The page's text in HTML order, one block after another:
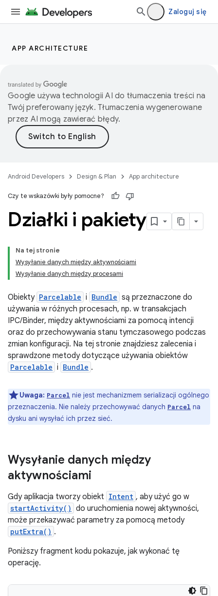
Zaloguj się
APP ARCHITECTURE
Google używa technologii AI do tłumaczenia treści na
Twój preferowany język. Tłumaczenia wygenerowane
przez AI mogą zawierać błędy.
Android Developers Design & Plan App architecture
Czy te wskazówki były pomocne?
Działki i pakiety
Na tej stronie
Wysyłanie danych między aktywnościami
Wysyłanie danych między procesami
Obiekty Parcelable i Bundle są przeznaczone do
używania w różnych procesach, np. w transakcjach
IPC/Binder, między aktywnościami za pomocą intencji
oraz do przechowywania stanu tymczasowego podczas
zmian konfiguracji. Na tej stronie znajdziesz zalecenia i
sprawdzone metody dotyczące używania obiektów
Parcelable i Bundle .
Uwaga: Parcel nie jest mechanizmem serializacji ogólnego
przeznaczenia. Nie należy przechowywać danych Parcel na
dysku ani wysyłać ich przez sieć.
Wysyłanie danych między
aktywnościami
Gdy aplikacja tworzy obiekt Intent , aby użyć go w
startActivity() do uruchomienia nowej aktywności,
może przekazywać parametry za pomocą metody
putExtra() .
Poniższy fragment kodu pokazuje, jak wykonać tę
operację.